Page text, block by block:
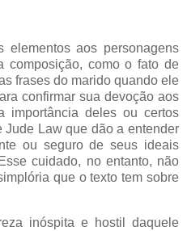
aos personagens
composição, como o fato de
frases do marido quando ele
confirmar sua devoção aos
importância deles ou certos
Law que dão a entender
ou seguro de seus ideais
cuidado, no entanto, não
que o texto tem sobre
inóspita e hostil daquele